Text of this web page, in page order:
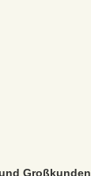
Großkunden